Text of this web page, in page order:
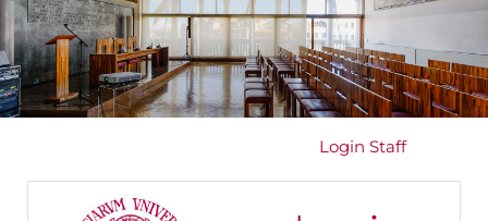
Login Staff